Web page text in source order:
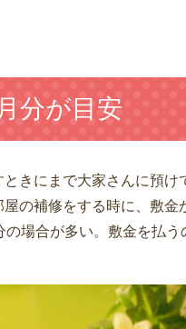
分が目安
きにまで大家さんに預け
の補修をする時に、敷金
場合が多い。敷金を払